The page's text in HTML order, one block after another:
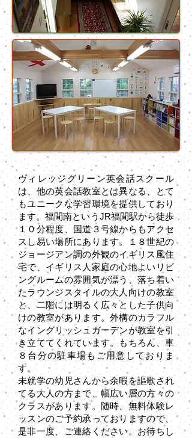
ヴィレッジグリーン英会話スクール
は、他の英会話教室とは異なる、とて
もユニークな学習環境を提供しており
ます。福間南というJR福間駅から徒歩
１０分程度、国道３号線からもアクセ
スし易い場所にあります。１８世紀の
ジョージアン調の外観のイギリス風住
宅で、イギリス人家庭の心地よいリビ
ングルームの雰囲気が漂う、落ち着い
たラウンジスタイルの大人向けの教室
と、二階には明るく広々とした子供向
けの教室があります。外構のカラフル
なイングリッシュガーデンが教室を引
き立ててくれています。もちろん、車
８台分の駐車場もご用意しておりま
す。
未就学の幼児さんから余暇を謳歌され
てる大人の方まで、幅広い層の方々の
クラスがあります。随時、無料体験レ
ッスンのご予約承っておりますので、
是非一度、ご連絡ください。お待ちし